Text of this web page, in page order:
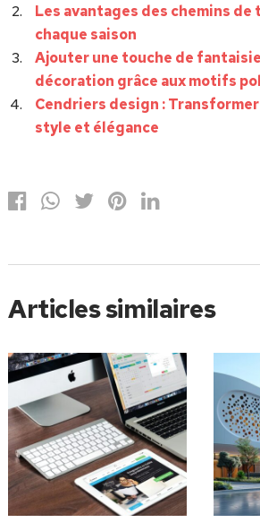
Les avantages des chemins de
chaque saison
Ajouter une touche de
décoration grâce aux motifs
Cendriers design :
style et élégance
Articles similaires